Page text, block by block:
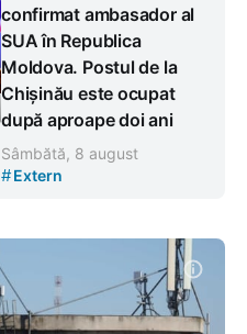
confirmat ambasador al
SUA în Republica
Moldova. Postul de la
Chișinău este ocupat
după aproape doi ani
Sâmbătă, 8 august
#Extern